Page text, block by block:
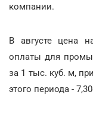
компании.
В августе цена
оплаты для
за 1 тыс. куб. м,
этого периода -